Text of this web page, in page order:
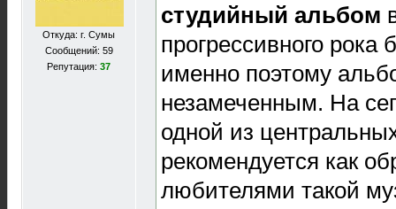
Откуда: г. Сумы
Сообщений: 59
Репутация:37
студийный альбом
прогрессивного
именно поэтому
незамеченным. На
одной из
рекомендуется как
любителями такой